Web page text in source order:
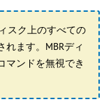
スク上のすべての
ます。MBRディ
マンドを無視でき